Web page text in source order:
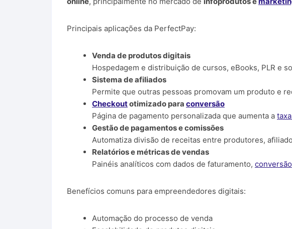
Principais aplicações da PerfectPay:
Venda de produtos digitais
Hospedagem e distribuição de cursos, eBooks, PLR e
Sistema de afiliados
Permite que outras pessoas promovam um produto e
Checkoutotimizado para conversão
Página de pagamento personalizada que aumenta a
Gestão de pagamentos e comissões
Automatiza divisão de receitas entre produtores,
Relatórios e métricas de vendas
Painéis analíticos com dados de faturamento, conversão
Benefícios comuns para empreendedores digitais:
Automação do processo de venda